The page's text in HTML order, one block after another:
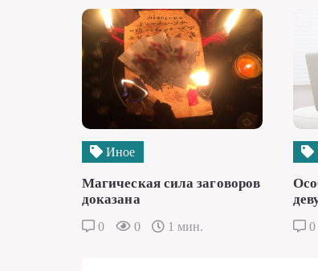
Иное
Магическая сила заговоров
доказана
0 0 1 мин. 0